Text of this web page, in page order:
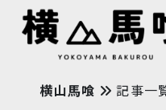
横山馬喰 記事一